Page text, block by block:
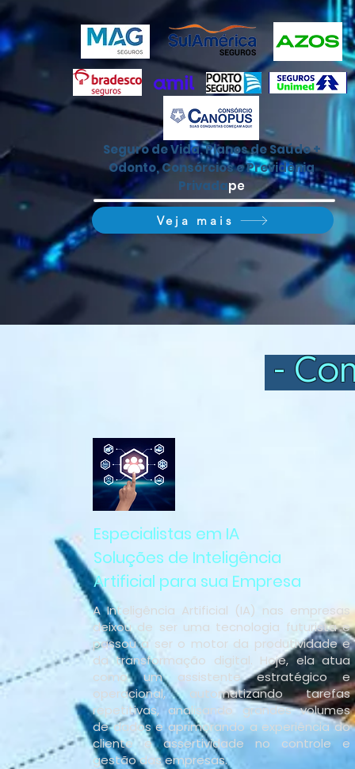
Seguro de Vida, Planos de Saúde +
Odonto, Consórcios e Previdênia
Privadape
Veja mais
-
Especialistas em IA
Soluções de Inteligência
Artificial para sua Empresa
A Inteligência Artificial (IA) nas empresas
deixou de ser uma tecnologia futurista e
passou a ser o motor da produtividade e
da transformação digital. Hoje, ela atua
como um assistente estratégico e
operacional, automatizando tarefas
repetitivas, analisando grandes volumes
de dados e aprimorando a experiência do
cliente e assertividade no controle e
gestão das empresas.